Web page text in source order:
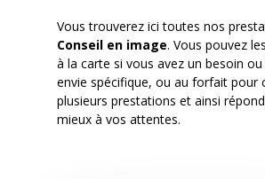
Vous trouverez ici toutes nos
Conseil en image. Vous pouvez
à la carte si vous avez un besoin ou
envie spécifique, ou au forfait pour
plusieurs prestations et ainsi
mieux à vos attentes.